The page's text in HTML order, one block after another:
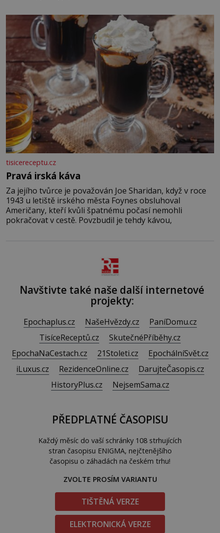
blízkosti. Nemusíte však zoufat. Pokud budete mít
promyšlený jídelníček, žadné pařáky si na vás
tisicereceptu.cz
Pravá irská káva
Za jejího tvůrce je považován Joe Sharidan, když v roce
1943 u letiště irského města Foynes obsluhoval
Američany, kteří kvůli špatnému počasí nemohli
pokračovat v cestě. Povzbudil je tehdy kávou,
Navštivte také naše další internetové
projekty:
Epochaplus.cz NašeHvězdy.cz
PaníDomu.cz
TisíceReceptů.cz
SkutečnéPříběhy.cz
EpochaNaCestach.cz
21Stoleti.cz
EpochálníSvět.cz
iLuxus.cz
RezidenceOnline.cz
DarujteČasopis.cz
HistoryPlus.cz
NejsemSama.cz
PŘEDPLATNÉ ČASOPISU
Každý měsíc do vaší schránky 108 strhujících
stran časopisu ENIGMA, nejčtenějšího
časopisu o záhadách na českém trhu!
ZVOLTE PROSÍM VARIANTU
TIŠTĚNÁ VERZE
ELEKTRONICKÁ VERZE